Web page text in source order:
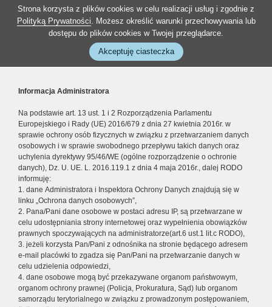
Strona korzysta z plików cookies w celu realizacji usług i zgodnie z
Polityką Prywatności. Możesz określić warunki przechowywania lub
dostępu do plików cookies w Twojej przeglądarce.
Akceptuję ciasteczka
Informacja Administratora
Na podstawie art. 13 ust. 1 i 2 Rozporządzenia Parlamentu
Europejskiego i Rady (UE) 2016/679 z dnia 27 kwietnia 2016r. w
sprawie ochrony osób fizycznych w związku z przetwarzaniem danych
osobowych i w sprawie swobodnego przepływu takich danych oraz
uchylenia dyrektywy 95/46/WE (ogólne rozporządzenie o ochronie
danych), Dz. U. UE. L. 2016.119.1 z dnia 4 maja 2016r., dalej RODO
informuję:
1. dane Administratora i Inspektora Ochrony Danych znajdują się w
linku „Ochrona danych osobowych”,
2. Pana/Pani dane osobowe w postaci adresu IP, są przetwarzane w
celu udostępniania strony internetowej oraz wypełnienia obowiązków
prawnych spoczywających na administratorze(art.6 ust.1 lit.c RODO),
3. jeżeli korzysta Pan/Pani z odnośnika na stronie będącego adresem
e-mail placówki to zgadza się Pan/Pani na przetwarzanie danych w
celu udzielenia odpowiedzi,
4. dane osobowe mogą być przekazywane organom państwowym,
organom ochrony prawnej (Policja, Prokuratura, Sąd) lub organom
samorządu terytorialnego w związku z prowadzonym postępowaniem,